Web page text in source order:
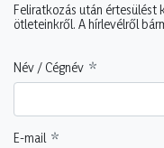
Feliratkozás után értesülést
ötleteinkről. A hírlevélről
Név / Cégnév
E-mail